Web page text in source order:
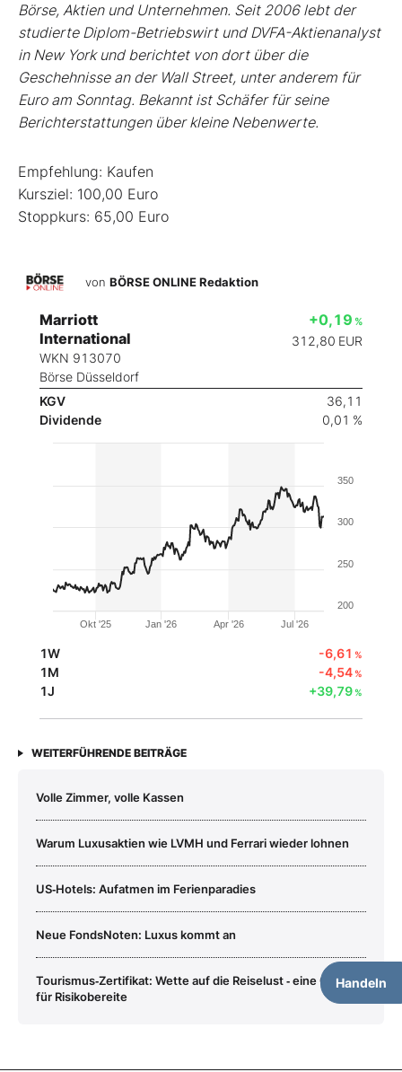
Börse, Aktien und Unternehmen. Seit 2006 lebt der
studierte Diplom-Betriebswirt und DVFA-Aktienanalyst
in New York und berichtet von dort über die
Geschehnisse an der Wall Street, unter anderem für
Euro am Sonntag. Bekannt ist Schäfer für seine
Berichterstattungen über kleine Nebenwerte.
Empfehlung: Kaufen
Kursziel: 100,00 Euro
Stoppkurs: 65,00 Euro
von BÖRSE ONLINE Redaktion
Marriott
International
WKN 913070
Börse Düsseldorf
+0,19 %
312,80 EUR
KGV
36,11
Dividende
0,01 %
Handeln
Okt '25 Jan '26 Apr '26 Jul '26
200
250
300
350
1W -6,61 %
1M -4,54%
1J +39,79%
WEITERFÜHRENDE BEITRÄGE
Volle Zimmer, volle Kassen
Warum Luxusaktien wie LVMH und Ferrari wieder lohnen
US‑Hotels: Aufatmen im Ferienparadies
Neue FondsNoten: Luxus kommt an
Tourismus‑Zertifikat: Wette auf die Reiselust ‑ eine Chance
für Risikobereite